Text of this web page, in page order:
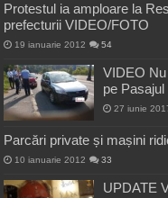
Protestul ia amploare la
prefecturii VIDEO/FOTO
19 ianuarie 2012 54
VIDEO
pe Pasajul
27 iunie
Parcări private și mașini
10 ianuarie 2012 33
UPDATE